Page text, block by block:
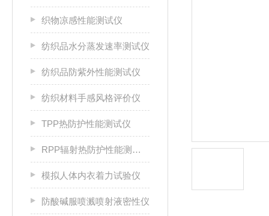
织物凉感性能测试仪
纺织品水分蒸发速率测试仪
纺织品防紫外性能测试仪
纺织材料手感风格评价仪
TPP热防护性能测试仪
RPP辐射热防护性能测试仪
模拟人体内衣着力试验仪
防酸碱服喷溅喷射液密性仪